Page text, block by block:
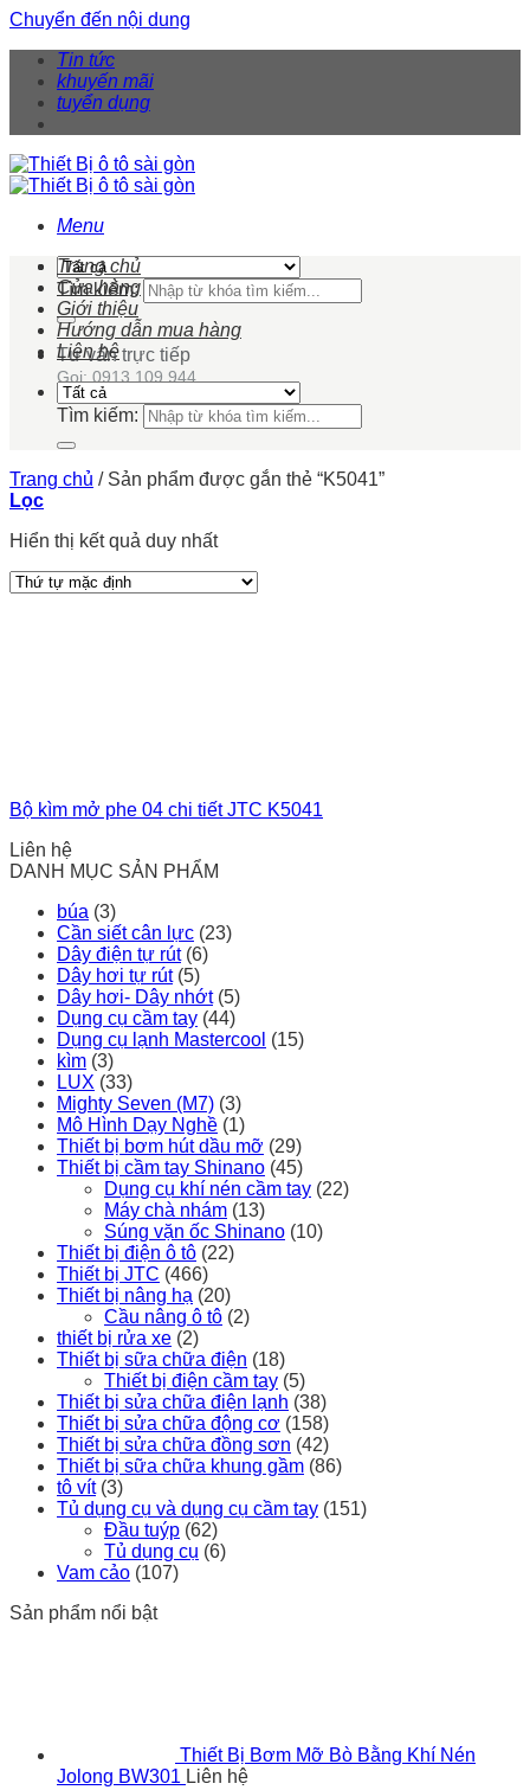
Chuyển đến nội dung
Tin tức
khuyến mãi
tuyển dụng
Menu
Tìm kiếm:
Tư vấn trực tiếp
Gọi: 0913 109 944
Trang chủ
Cửa hàng
Giới thiệu
Hướng dẫn mua hàng
Liên hệ
Tìm kiếm:
Trang chủ /Sản phẩm được gắn thẻ “K5041”
Lọc
Hiển thị kết quả duy nhất
Bộ kìm mở phe 04 chi tiết JTC K5041
Liên hệ
DANH MỤC SẢN PHẨM
búa (3)
Cần siết cân lực (23)
Dây điện tự rút (6)
Dây hơi tự rút (5)
Dây hơi- Dây nhớt (5)
Dụng cụ cầm tay (44)
Dụng cụ lạnh Mastercool (15)
kìm (3)
LUX (33)
Mighty Seven (M7) (3)
Mô Hình Dạy Nghề (1)
Thiết bị bơm hút dầu mỡ (29)
Thiết bị cầm tay Shinano (45)
Dụng cụ khí nén cầm tay (22)
Máy chà nhám (13)
Súng vặn ốc Shinano (10)
Thiết bị điện ô tô (22)
Thiết bị JTC (466)
Thiết bị nâng hạ (20)
Cầu nâng ô tô (2)
thiết bị rửa xe (2)
Thiết bị sữa chữa điện (18)
Thiết bị điện cầm tay (5)
Thiết bị sửa chữa điện lạnh (38)
Thiết bị sửa chữa động cơ (158)
Thiết bị sửa chữa đồng sơn (42)
Thiết bị sữa chữa khung gầm (86)
tô vít (3)
Tủ dụng cụ và dụng cụ cầm tay (151)
Đầu tuýp (62)
Tủ dụng cụ (6)
Vam cảo (107)
Sản phẩm nổi bật
Thiết Bị Bơm Mỡ Bò Bằng Khí Nén
Jolong BW301 Liên hệ